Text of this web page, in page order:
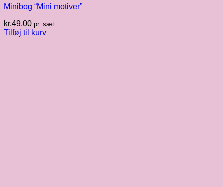
Minibog “Mini motiver”
kr.49.00 pr. sæt
Tilføj til kurv